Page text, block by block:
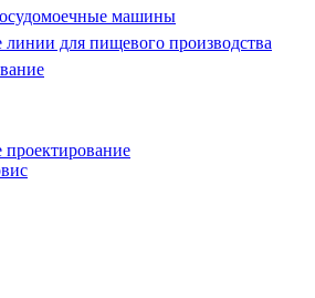
машины
для пищевого производства
проектирование